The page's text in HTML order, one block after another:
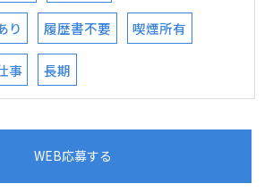
り 履歴書不要 喫煙所有
事 長期
WEB応募する